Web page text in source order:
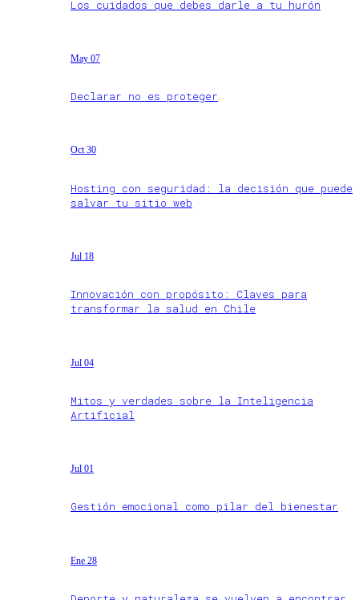
Los cuidados que debes darle a tu hurón
May 07
Declarar no es proteger
Oct 30
Hosting con seguridad: la decisión que puede
salvar tu sitio web
Jul 18
Innovación con propósito: Claves para
transformar la salud en Chile
Jul 04
Mitos y verdades sobre la Inteligencia
Artificial
Jul 01
Gestión emocional como pilar del bienestar
Ene 28